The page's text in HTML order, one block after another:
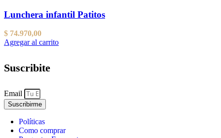
Lunchera infantil Patitos
$ 74.970,00
Agregar al carrito
Suscribite
Email
Suscribirme
Políticas
Como comprar